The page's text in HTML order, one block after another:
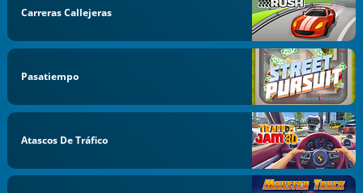
Carreras Callejeras
Pasatiempo
Atascos De Tráfico